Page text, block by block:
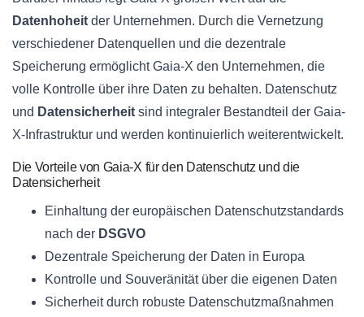
Datenhoheit der Unternehmen. Durch die Vernetzung
verschiedener Datenquellen und die dezentrale
Speicherung ermöglicht Gaia-X den Unternehmen, die
volle Kontrolle über ihre Daten zu behalten. Datenschutz
und Datensicherheit sind integraler Bestandteil der Gaia-
X-Infrastruktur und werden kontinuierlich weiterentwickelt.
Die Vorteile von Gaia-X für den Datenschutz und die
Datensicherheit
Einhaltung der europäischen Datenschutzstandards
nach der DSGVO
Dezentrale Speicherung der Daten in Europa
Kontrolle und Souveränität über die eigenen Daten
Sicherheit durch robuste Datenschutzmaßnahmen